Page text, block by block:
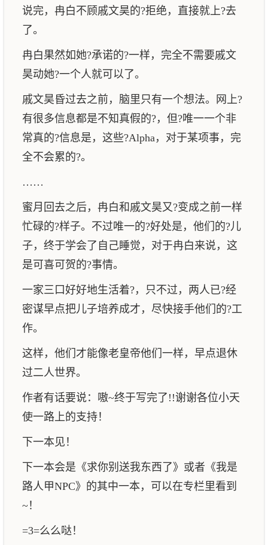
说完，冉白不顾戚文昊的?拒绝，直接就上?去
了。
冉白果然如她?承诺的?一样，完全不需要戚文
昊动她?一个人就可以了。
戚文昊昏过去之前，脑里只有一个想法。网上?
有很多信息都是不知真假的?，但?唯一一个非
常真的?信息是，这些?Alpha，对于某项事，完
全不会累的?。
……
蜜月回去之后，冉白和戚文昊又?变成之前一样
忙碌的?样子。不过唯一的?好处是，他们的?儿
子，终于学会了自己睡觉，对于冉白来说，这
是可喜可贺的?事情。
一家三口好好地生活着?，只不过，两人已?经
密谋早点把儿子培养成才，尽快接手他们的?工
作。
这样，他们才能像老皇帝他们一样，早点退休
过二人世界。
作者有话要说：嗷~终于写完了!!谢谢各位小天
使一路上的支持！
下一本见！
下一本会是《求你别送我东西了》或者《我是
路人甲NPC》的其中一本，可以在专栏里看到
~！
=3=么么哒！